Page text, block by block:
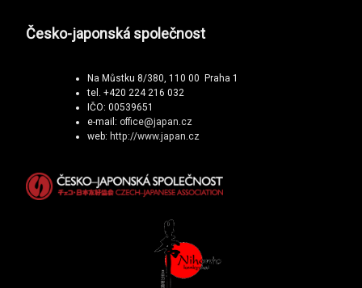
Česko-japonská společnost
Na Můstku 8/380, 110 00 Praha 1
tel. +420 224 216 032
IČO: 00539651
e-mail: office@japan.cz
web: http://www.japan.cz